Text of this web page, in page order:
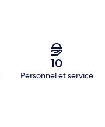
10
Personnel et service